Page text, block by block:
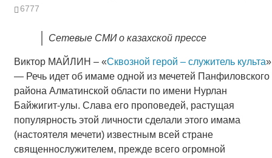
6777
Сетевые СМИ о казахской прессе
Виктор МАЙЛИН – «Сквозной герой – служитель культа»
— Речь идет об имаме одной из мечетей Панфиловского
района Алматинской области по имени Нурлан
Байжигит-улы. Слава его проповедей, растущая
популярность этой личности сделали этого имама
(настоятеля мечети) известным всей стране
священнослужителем, прежде всего огромной